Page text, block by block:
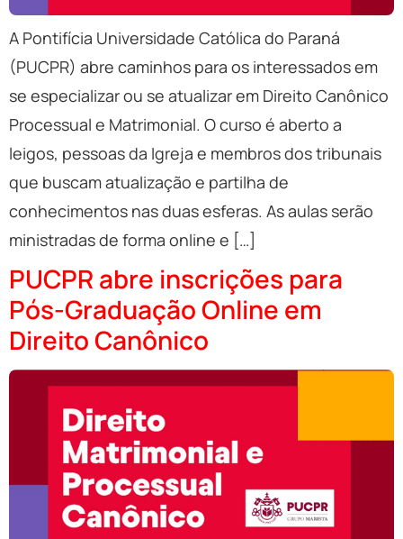
A Pontifícia Universidade Católica do Paraná
(PUCPR) abre caminhos para os interessados em
se especializar ou se atualizar em Direito Canônico
Processual e Matrimonial. O curso é aberto a
leigos, pessoas da Igreja e membros dos tribunais
que buscam atualização e partilha de
conhecimentos nas duas esferas. As aulas serão
ministradas de forma online e […]
PUCPR abre inscrições para
Pós-Graduação Online em
Direito Canônico